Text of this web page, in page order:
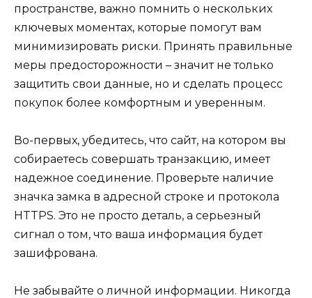
пространстве, важно помнить о нескольких
ключевых моментах, которые помогут вам
минимизировать риски. Принять правильные
меры предосторожности – значит не только
защитить свои данные, но и сделать процесс
покупок более комфортным и уверенным.
Во-первых, убедитесь, что сайт, на котором вы
собираетесь совершать транзакцию, имеет
надежное соединение. Проверьте наличие
значка замка в адресной строке и протокола
HTTPS. Это не просто деталь, а серьезный
сигнал о том, что ваша информация будет
зашифрована.
Не забывайте о личной информации. Никогда